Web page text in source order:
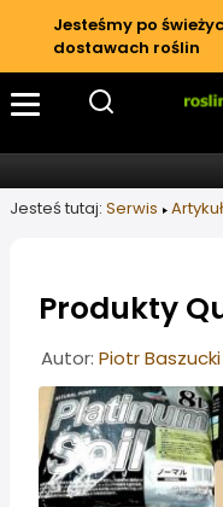
Jesteśmy po
dostawach roślin
Jesteś tutaj: Serwis
Produkty
Informacje o artykule
Autor: Piotr Baszucki